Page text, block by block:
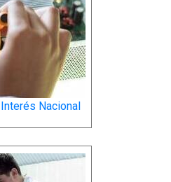
Nacional